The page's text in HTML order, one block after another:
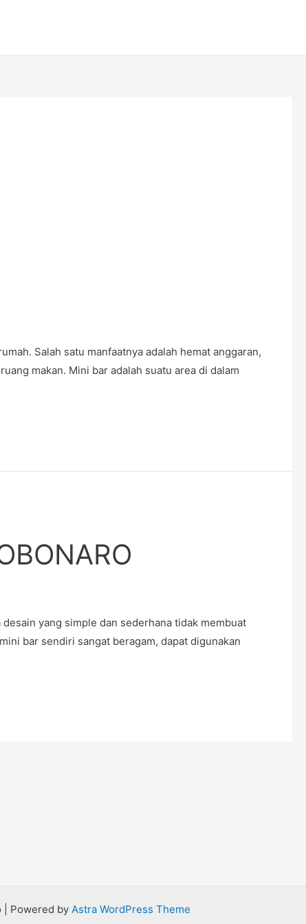
Salah satu manfaatnya adalah hemat anggaran,
makan. Mini bar adalah suatu area di dalam
yang simple dan sederhana tidak membuat
bar sendiri sangat beragam, dapat digunakan
| Powered by Astra WordPress Theme